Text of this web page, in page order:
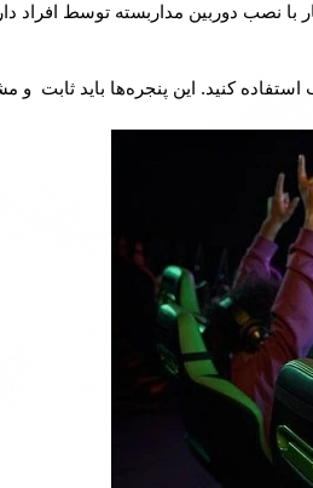
نصب دوربین مداربسته توسط افراد
کنید. این پنجره‌ها باید ثابت و